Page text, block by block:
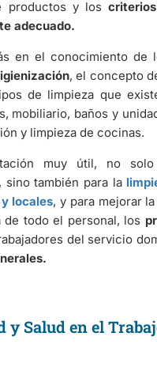
productos y los
adecuado.
en el conocimiento de
, el concepto
de limpieza que
mobiliario, baños y
y limpieza de cocinas.
muy útil, no
, sino también para la
locales, y para mejorar
de todo el personal, los
del servicio
y Salud en el